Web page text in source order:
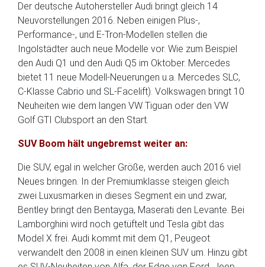
Der deutsche Autohersteller Audi bringt gleich 14
Neuvorstellungen 2016. Neben einigen Plus-,
Performance-, und E-Tron-Modellen stellen die
Ingolstädter auch neue Modelle vor. Wie zum Beispiel
den Audi Q1 und den Audi Q5 im Oktober. Mercedes
bietet 11 neue Modell-Neuerungen u.a. Mercedes SLC,
C-Klasse Cabrio und SL-Facelift). Volkswagen bringt 10
Neuheiten wie dem langen VW Tiguan oder den VW
Golf GTI Clubsport an den Start.
SUV Boom hält ungebremst weiter an:
Die SUV, egal in welcher Größe, werden auch 2016 viel
Neues bringen. In der Premiumklasse steigen gleich
zwei Luxusmarken in dieses Segment ein und zwar,
Bentley bringt den Bentayga, Maserati den Levante. Bei
Lamborghini wird noch getüftelt und Tesla gibt das
Model X frei. Audi kommt mit dem Q1, Peugeot
verwandelt den 2008 in einen kleinen SUV um. Hinzu gibt